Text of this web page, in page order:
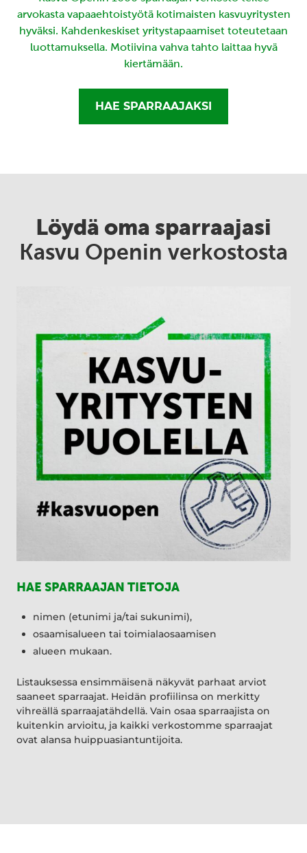
arvokasta vapaaehtoistyötä kotimaisten kasvuyritysten
hyväksi. Kahdenkeskiset yritystapaamiset toteutetaan
luottamuksella. Motiivina vahva tahto laittaa hyvä
kiertämään.
HAE SPARRAAJAKSI
Löydä oma sparraajasi
Kasvu Openin verkostosta
HAE SPARRAAJAN TIETOJA
nimen (etunimi ja/tai sukunimi),
osaamisalueen tai toimialaosaamisen
alueen mukaan.
Listauksessa ensimmäisenä näkyvät parhaat arviot
saaneet sparraajat. Heidän profiilinsa on merkitty
vihreällä sparraajatähdellä. Vain osaa sparraajista on
kuitenkin arvioitu, ja kaikki verkostomme sparraajat
ovat alansa huippuasiantuntijoita.